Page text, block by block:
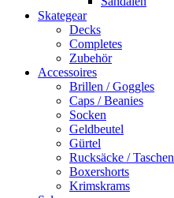
Skategear
Decks
Completes
Zubehör
Accessoires
Brillen / Goggles
Caps / Beanies
Socken
Geldbeutel
Gürtel
Rucksäcke / Taschen
Boxershorts
Krimskrams